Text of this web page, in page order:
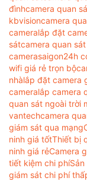
đìnhcamera quan
kbvisioncamera
cameralắp đặt
sátcamera quan
camerasaigon24h
wifi giá rẻ trọn bộ
nhàlắp đặt camera
cameralắp camera
quan sát ngoài trời
vantechcamera
giám sát qua mạng
ninh giá tốtThiết bị
ninh giá rẻCamera
tiết kiệm chi phíSản
giám sát chi phí